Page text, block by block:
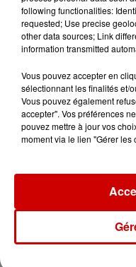
Podcasts
Kelly
following functionalities:
requested; Use precise
other data sources; Link
information transmitted
Vous pouvez accepter en
sélectionnant les finalités et/
Vous pouvez également
accepter". Vos préférences
pouvez mettre à jour vos
moment via le lien "Gérer